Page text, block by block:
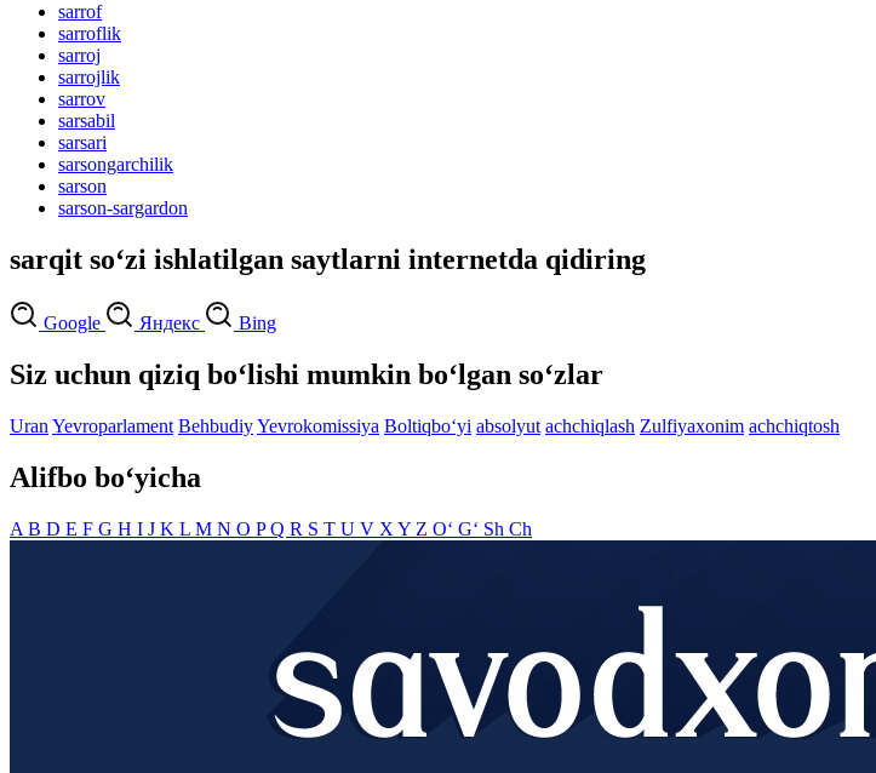
sarrof
sarroflik
sarroj
sarrojlik
sarrov
sarsabil
sarsari
sarsongarchilik
sarson
sarson-sargardon
sarqit so‘zi ishlatilgan saytlarni internetda qidiring
Google Яндекс Bing
Siz uchun qiziq bo‘lishi mumkin bo‘lgan so‘zlar
Uran Yevroparlament BehbudiyYevrokomissiya Boltiqbo‘yi absolyut achchiqlash Zulfiyaxonim achchiqtosh
Alifbo bo‘yicha
A B D E F G H I J K L M N O PQ R S T U V X Y Z O‘ G‘ Sh Ch